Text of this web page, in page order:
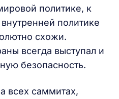
политике, к
политике
схожи.
всегда выступал и
безопасность.
всех саммитах,